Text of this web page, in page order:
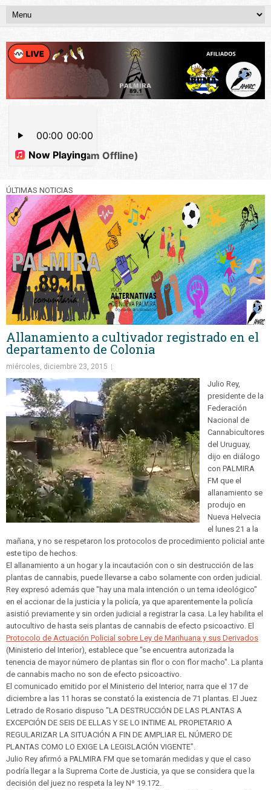
ÚLTIMAS NOTICIAS
Allanamiento a cultivador registrado en el
departamento de Colonia
miércoles, diciembre 23, 2015
Julio Rey,
presidente de la
Federación
Nacional de
Cannabicultores
del Uruguay,
dijo en diálogo
con PALMIRA
FM que el
allanamiento se
produjo en
Nueva Helvecia
el lunes 21 a la
mañana, y no se respetaron los protocolos de procedimiento policial ante
este tipo de hechos.
El allanamiento a un hogar y la incautación con o sin destrucción de las
plantas de cannabis, puede llevarse a cabo solamente con orden judicial.
Rey expresó además que "hay una mala intención o un tema ideológico"
en el accionar de la justicia y la policía, ya que aparentemente la policía
asistió previamente y sin orden judicial a registrar la casa. La ley habilita el
autocultivo de hasta seis plantas de cannabis de efecto psicoactivo. El
Protocolo de Actuación Policial sobre Ley de Marihuana y sus Derivados
(Ministerio del Interior), establece que "se encuentra autorizada la
tenencia de mayor número de plantas sin flor o con flor macho". La planta
de cannabis macho no son de efecto psicoactivo.
El comunicado emitido por el Ministerio del Interior, narra que el 17 de
diciembre a las 11 horas se constató la existencia de 71 plantas. El Juez
Letrado de Rosario dispuso "LA DESTRUCCIÓN DE LAS PLANTAS A
EXCEPCIÓN DE SEIS DE ELLAS Y SE LO INTIME AL PROPIETARIO A
REGULARIZAR LA SITUACIÓN A FIN DE AMPLIAR EL NÚMERO DE
PLANTAS COMO LO EXIGE LA LEGISLACIÓN VIGENTE".
Julio Rey afirmó a PALMIRA FM que se tomarán medidas y que el caso
podría llegar a la Suprema Corte de Justicia, ya que se considera que la
decisión del juez no respeta la ley Nº 19.172.